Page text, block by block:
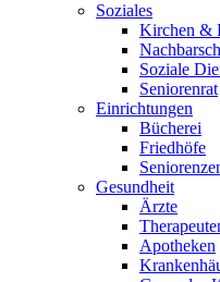
Soziales
Kirchen &
Soziale
Seniorenrat
Einrichtungen
Bücherei
Friedhöfe
Gesundheit
Ärzte
Apotheken